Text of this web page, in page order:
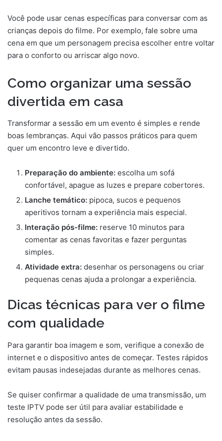
Você pode usar cenas específicas para conversar com as
crianças depois do filme. Por exemplo, fale sobre uma
cena em que um personagem precisa escolher entre voltar
para o conforto ou arriscar algo novo.
Como organizar uma sessão
divertida em casa
Transformar a sessão em um evento é simples e rende
boas lembranças. Aqui vão passos práticos para quem
quer um encontro leve e divertido.
Preparação do ambiente: escolha um sofá
confortável, apague as luzes e prepare cobertores.
Lanche temático: pipoca, sucos e pequenos
aperitivos tornam a experiência mais especial.
Interação pós-filme: reserve 10 minutos para
comentar as cenas favoritas e fazer perguntas
simples.
Atividade extra: desenhar os personagens ou criar
pequenas cenas ajuda a prolongar a experiência.
Dicas técnicas para ver o filme
com qualidade
Para garantir boa imagem e som, verifique a conexão de
internet e o dispositivo antes de começar. Testes rápidos
evitam pausas indesejadas durante as melhores cenas.
Se quiser confirmar a qualidade de uma transmissão, um
teste IPTV pode ser útil para avaliar estabilidade e
resolução antes da sessão.